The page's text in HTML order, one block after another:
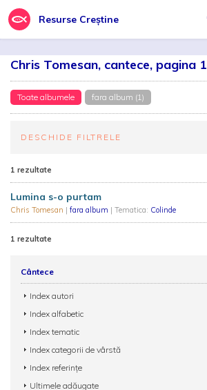
Resurse Creștine
Chris Tomesan, cantece, pagina 1
Toate albumele fara album (1)
DESCHIDE FILTRELE
1 rezultate
Lumina s-o purtam
Chris Tomesan | fara album | Tematica: Colinde
1 rezultate
Cântece
Index autori
Index alfabetic
Index tematic
Index categorii de vârstă
Index referințe
Ultimele adăugate